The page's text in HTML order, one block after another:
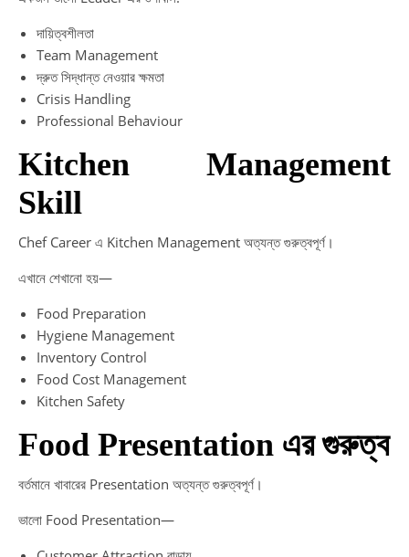
দায়িত্বশীলতা
Team Management
দ্রুত সিদ্ধান্ত নেওয়ার ক্ষমতা
Crisis Handling
Professional Behaviour
Kitchen Management
Skill
Chef Career এ Kitchen Management অত্যন্ত গুরুত্বপূর্ণ।
এখানে শেখানো হয়—
Food Preparation
Hygiene Management
Inventory Control
Food Cost Management
Kitchen Safety
Food Presentation এর গুরুত্ব
বর্তমানে খাবারের Presentation অত্যন্ত গুরুত্বপূর্ণ।
ভালো Food Presentation—